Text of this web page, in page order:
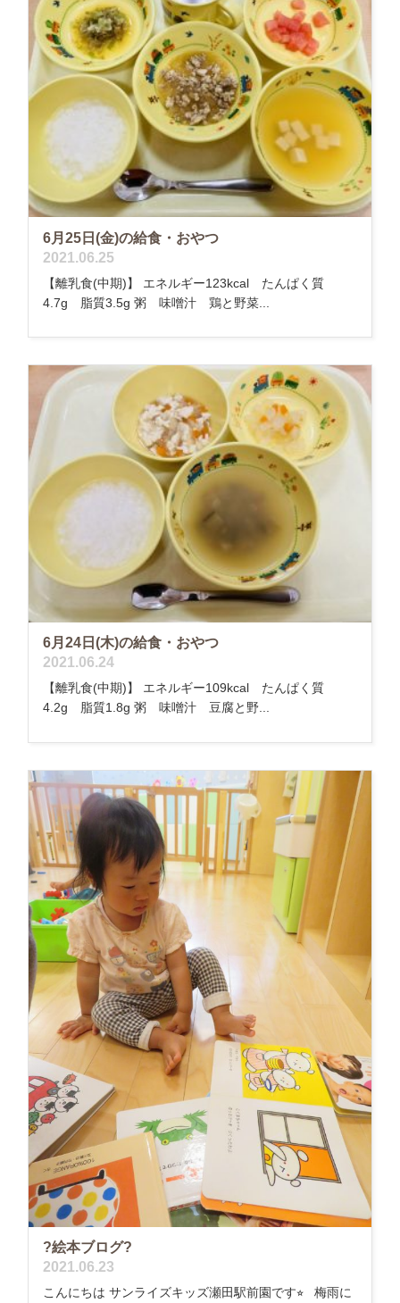
6月25日(金)の給食・おやつ
2021.06.25
【離乳食(中期)】 エネルギー123kcal たんぱく質
4.7g 脂質3.5g 粥 味噌汁 鶏と野菜...
6月24日(木)の給食・おやつ
2021.06.24
【離乳食(中期)】 エネルギー109kcal たんぱく質
4.2g 脂質1.8g 粥 味噌汁 豆腐と野...
?絵本ブログ?
2021.06.23
こんにちは サンライズキッズ瀬田駅前園です⭐︎ 梅雨に